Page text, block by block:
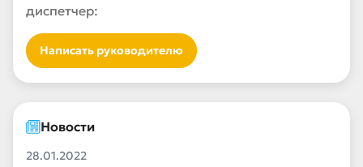
диспетчер:
Написать руководителю
Новости
28.01.2022